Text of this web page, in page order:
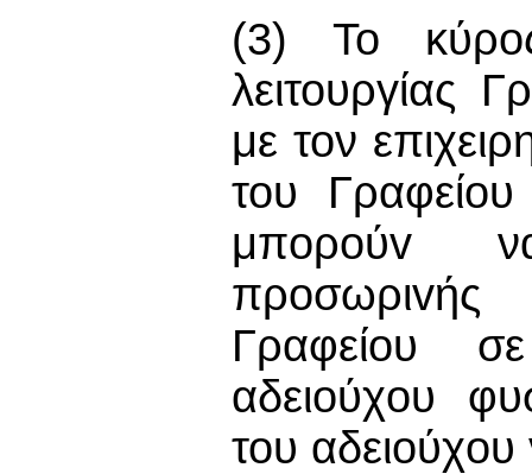
(3) Το
λειτουργίας
με τον
του
μπoρoύv
Γραφείου
αδειoύχoυ
του